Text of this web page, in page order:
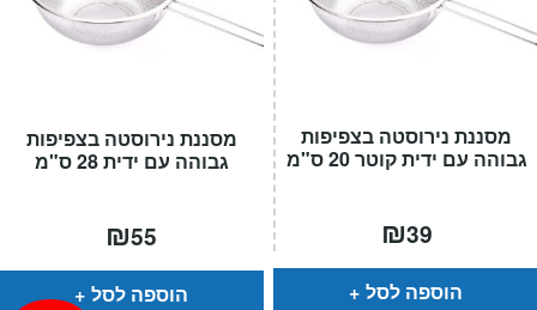
מסננת נירוסטה בצפיפות
גבוהה עם ידית 28 ס"מ
₪55
הוספה לסל
מסננת נירוסטה בצפיפות
גבוהה עם ידית קוטר 20 ס"מ
₪39
הוספה לסל